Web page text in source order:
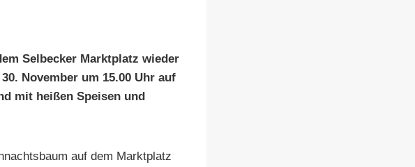
Selbecker Marktplatz wieder
November um 15.00 Uhr auf
mit heißen Speisen und
auf dem Marktplatz